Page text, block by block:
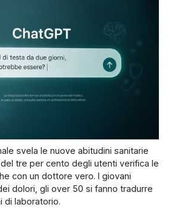
svela le nuove abitudini sanitarie
tre per cento degli utenti verifica le
con un dottore vero. I giovani
dolori, gli over 50 si fanno tradurre
di laboratorio.